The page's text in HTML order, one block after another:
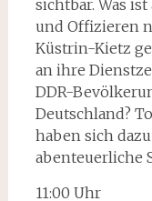
sicht­bar. Was
und Offizieren
Küstrin-Kietz
an ihre
DDR-
Deutschland?
haben sich
abenteuerliche
11:00 Uhr